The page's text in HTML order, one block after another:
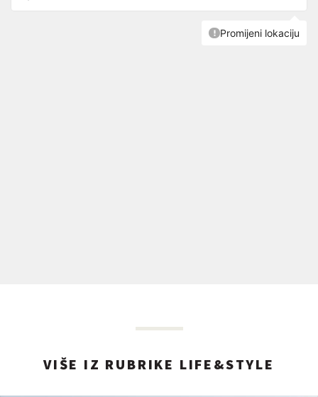
VIŠE IZ RUBRIKE LIFE&STYLE